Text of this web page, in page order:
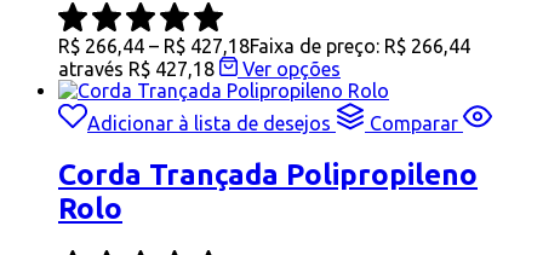
R$ 266,44 – R$ 427,18Faixa de preço: R$ 266,44
através R$ 427,18
Ver opções
Adicionar à lista de desejos Comparar
Corda Trançada Polipropileno
Rolo